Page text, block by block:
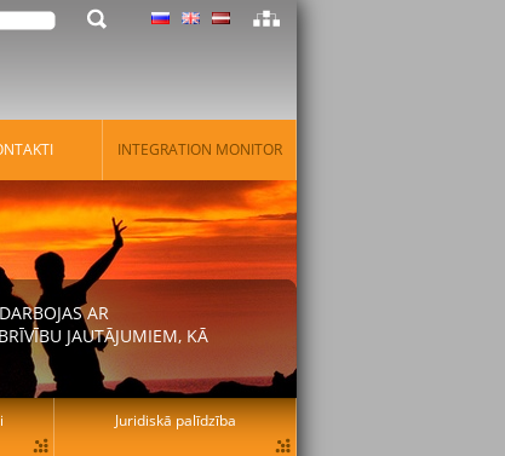
INTEGRATION MONITOR
AR
JAUTĀJUMIEM, KĀ
Juridiskā palīdzība